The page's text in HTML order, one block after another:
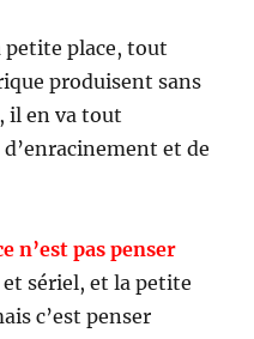
petite place, tout
produisent sans
il en va tout
et de
n’est pas penser
et sériel, et la petite
c’est penser